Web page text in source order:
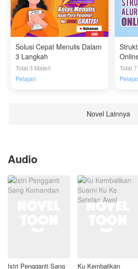
Solusi Cepat Menulis Dalam
3 Langkah
Total 3 Materi
Pelajari
Total
Novel Lainnya
Audio
Istri Pengganti Sang Ku Kembalikan